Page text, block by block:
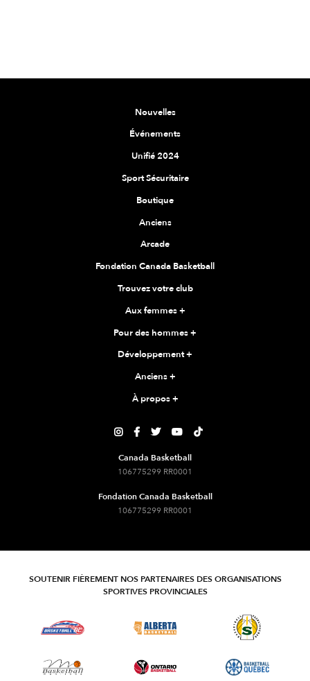
Nouvelles
Événements
Unifié 2024
Sport Sécuritaire
Boutique
Anciens
Arcade
Fondation Canada Basketball
Trouvez votre club
Aux femmes+
Pour des hommes+
Développement+
Anciens+
À propos+
    
Canada Basketball
106775299 RR0001
Fondation Canada Basketball
106775299 RR0001
SOUTENIR FIÈREMENT NOS PARTENAIRES DES ORGANISATIONS
SPORTIVES PROVINCIALES